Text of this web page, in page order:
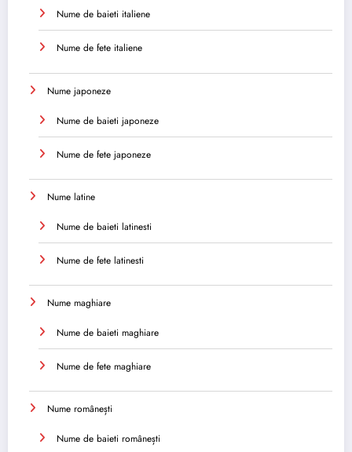
Nume de baieti italiene
Nume de fete italiene
Nume japoneze
Nume de baieti japoneze
Nume de fete japoneze
Nume latine
Nume de baieti latinesti
Nume de fete latinesti
Nume maghiare
Nume de baieti maghiare
Nume de fete maghiare
Nume românești
Nume de baieti românești